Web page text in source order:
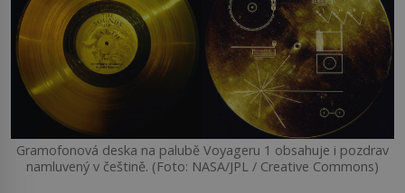
Gramofonová deska na palubě Voyageru 1 obsahuje i pozdrav
namluvený v češtině. (Foto: NASA/JPL / Creative Commons)